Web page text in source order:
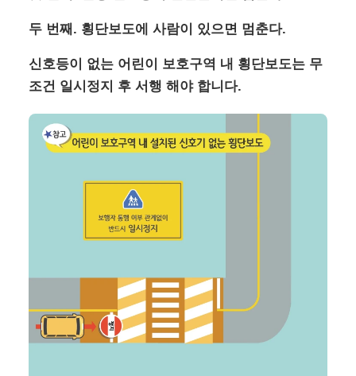
두 번째. 횡단보도에 사람이 있으면 멈춘다.
신호등이 없는 어린이 보호구역 내 횡단보도는 무
조건 일시정지 후 서행 해야 합니다.